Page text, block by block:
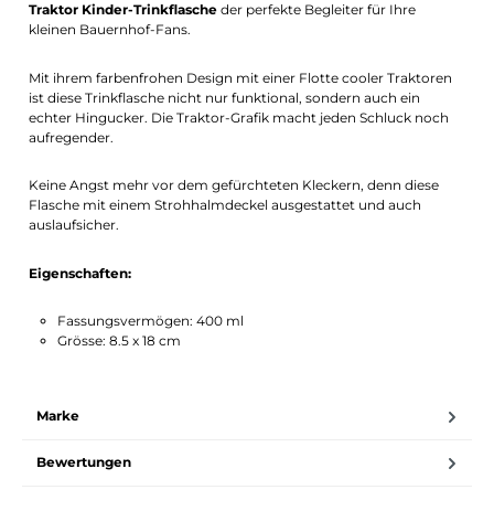
Traktor Kinder-Trinkflasche der perfekte Begleiter für Ihre
kleinen Bauernhof-Fans.
Mit ihrem farbenfrohen Design mit einer Flotte cooler Traktoren
ist diese Trinkflasche nicht nur funktional, sondern auch ein
echter Hingucker. Die Traktor-Grafik macht jeden Schluck noch
aufregender.
Keine Angst mehr vor dem gefürchteten Kleckern, denn diese
Flasche mit einem Strohhalmdeckel ausgestattet und auch
auslaufsicher.
Eigenschaften:
Fassungsvermögen: 400 ml
Grösse: 8.5 x 18 cm
Marke
Bewertungen